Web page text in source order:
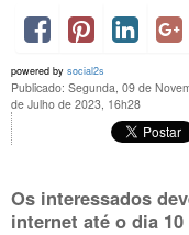
powered by social2s
Publicado: Segunda, 09 de
de Julho de 2023, 16h28
Os interessados
internet até o dia 10